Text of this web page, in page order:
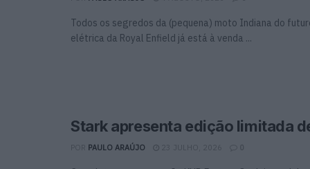
Todos os segredos da (pequena) moto Indiana do
elétrica da Royal Enfield já está à venda ...
Stark apresenta edição limitada
PAULO ARAÚJO 23 JULHO, 2026 0